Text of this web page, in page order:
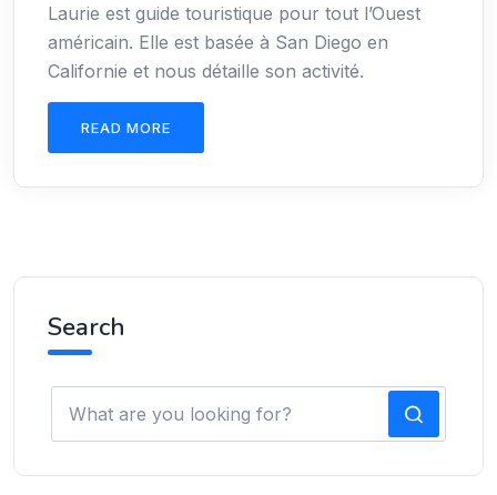
Laurie est guide touristique pour tout l’Ouest
américain. Elle est basée à San Diego en
Californie et nous détaille son activité.
READ MORE
Search